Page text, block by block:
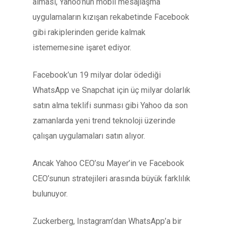
uygulamaların kızışan rekabetinde Facebook
gibi rakiplerinden geride kalmak
istememesine işaret ediyor.
Facebook’un 19 milyar dolar ödediği
WhatsApp ve Snapchat için üç milyar dolarlık
satın alma teklifi sunması gibi Yahoo da son
zamanlarda yeni trend teknoloji üzerinde
çalışan uygulamaları satın alıyor.
Ancak Yahoo CEO’su Mayer’in ve Facebook
CEO’sunun stratejileri arasında büyük farklılık
bulunuyor.
Zuckerberg, Instagram’dan WhatsApp’a bir